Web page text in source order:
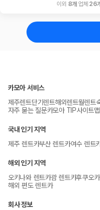
이외 8개 업체 26
카모아 서비스
제주렌트단기렌트해외렌트월렌트
자주 묻는 질문카모아 TIP사이트맵
국내 인기 지역
제주 렌트카부산 렌트카여수 렌트
해외 인기 지역
오키나와 렌트카괌 렌트카후쿠오
해외 편도 렌트카
회사 정보